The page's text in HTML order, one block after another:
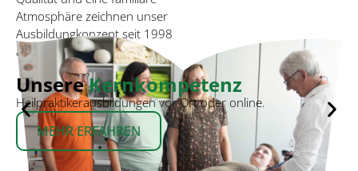
Atmosphäre zeichnen unser
Ausbildungkonzept seit 1998
aus.
Ihre Weiterbildungen2026
Planen Sie jetzt Ihr nächstes Fachseminar.
MEHR ERFAHREN